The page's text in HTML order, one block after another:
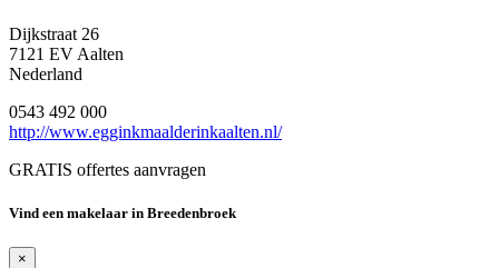
Dijkstraat 26
7121 EV Aalten
Nederland
0543 492 000
http://www.egginkmaalderinkaalten.nl/
GRATIS offertes aanvragen
Vind een makelaar in Breedenbroek
×